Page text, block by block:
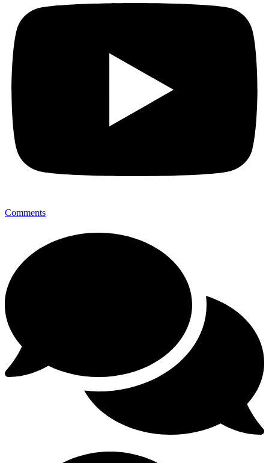
Comments